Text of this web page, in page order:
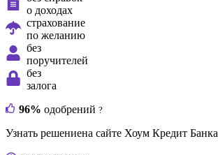
о доходах
страхование
по желанию
без
поручителей
без
залога
96% одобрений ?
Узнать решениена сайте Хоум Кредит Банка